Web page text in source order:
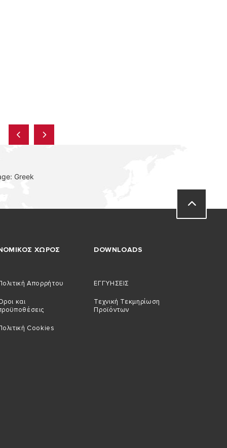
Greek
ΧΩΡΟΣ
Απορρήτου
και
Cookies
DOWNLOADS
ΕΓΓΥΗΣΕΙΣ
Τεχνική Τεκμηρίωση
Προϊόντων